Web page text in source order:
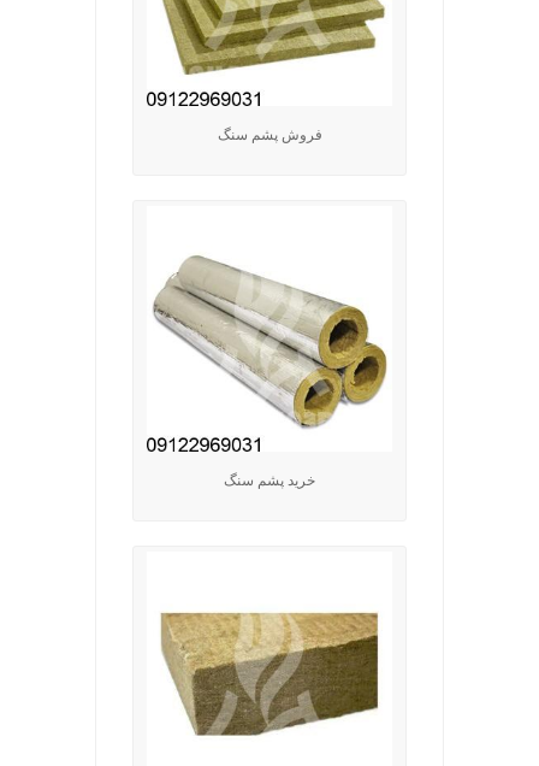
فروش پشم سنگ
خرید پشم سنگ